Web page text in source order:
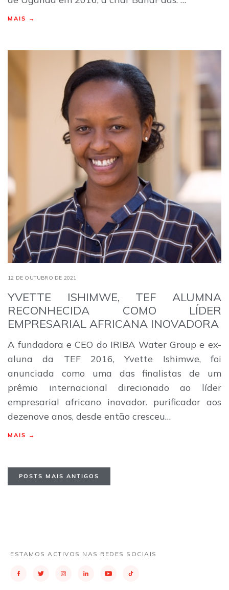
MAIS →
12 DE OUTUBRO DE 2021
YVETTE ISHIMWE, TEF ALUMNA
RECONHECIDA COMO LÍDER
EMPRESARIAL AFRICANA INOVADORA
A fundadora e CEO do IRIBA Water Group e ex-
aluna da TEF 2016, Yvette Ishimwe, foi
anunciada como uma das finalistas de um
prêmio internacional direcionado ao líder
empresarial africano inovador. purificador aos
dezenove anos, desde então cresceu…
MAIS →
POSTS MAIS ANTIGOS
ESTAMOS ACTIVOS NAS REDES SOCIAIS